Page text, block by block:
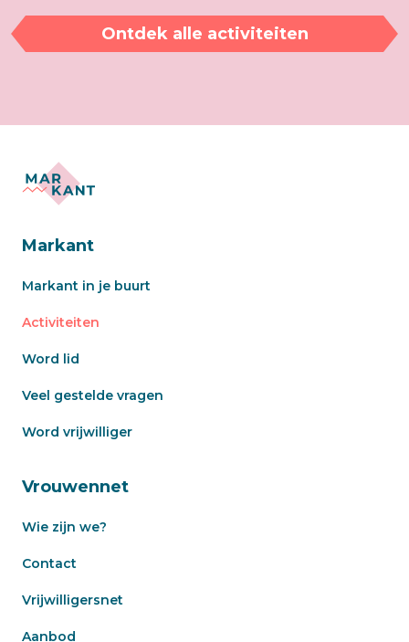
Ontdek alle activiteiten
Markant
Markant in je buurt
Activiteiten
Word lid
Veel gestelde vragen
Word vrijwilliger
Vrouwennet
Wie zijn we?
Contact
Vrijwilligersnet
Aanbod